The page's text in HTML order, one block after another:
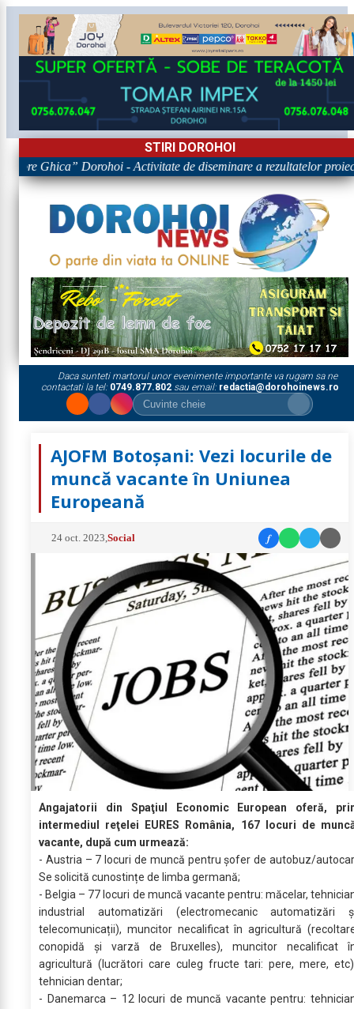
STIRI DOROHOI
Ghica” Dorohoi - Activitate de diseminare a rezultatelor
Daca sunteti martorul unor evenimente importante va rugam sa ne
contactati la tel: 0749.877.802sau email: redactia@dorohoinews.ro
AJOFM Botoșani: Vezi locurile de
muncă vacante în Uniunea
Europeană
24 oct. 2023 ,Social f
Angajatorii din Spaţiul Economic European oferă,
intermediul reţelei EURES România, 167 locuri de
vacante, după cum urmează:
- Austria – 7 locuri de muncă pentru șofer de autobuz/
Se solicită cunostințe de limba germană;
- Belgia – 77 locuri de muncă vacante pentru: măcelar,
industrial automatizări (electromecanic automatizări
telecomunicații), muncitor necalificat în agricultură
conopidă și varză de Bruxelles), muncitor necalificat
agricultură (lucrători care culeg fructe tari: pere, mere,
tehnician dentar;
- Danemarca – 12 locuri de muncă vacante pentru: